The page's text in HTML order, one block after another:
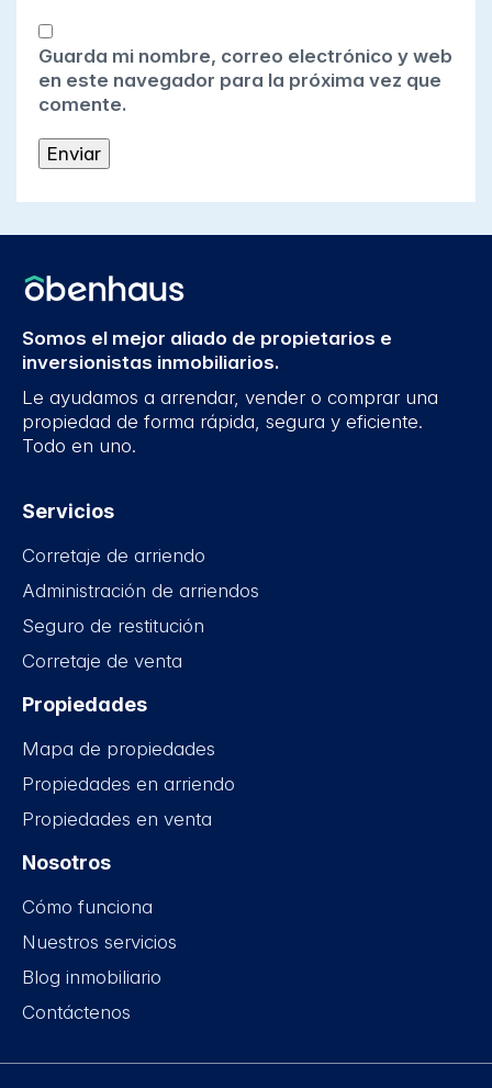
Guarda mi nombre, correo electrónico y web
en este navegador para la próxima vez que
comente.
Somos el mejor aliado de propietarios e
inversionistas inmobiliarios.
Le ayudamos a arrendar, vender o comprar una
propiedad de forma rápida, segura y eficiente.
Todo en uno.
Servicios
Corretaje de arriendo
Administración de arriendos
Seguro de restitución
Corretaje de venta
Propiedades
Mapa de propiedades
Propiedades en arriendo
Propiedades en venta
Nosotros
Cómo funciona
Nuestros servicios
Blog inmobiliario
Contáctenos